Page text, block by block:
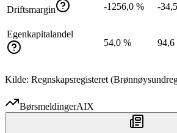
Driftsmargin -1256,0 % -
Egenkapitalandel
54,0 %
94,6
Kilde: Regnskapsregisteret
BørsmeldingerAIX